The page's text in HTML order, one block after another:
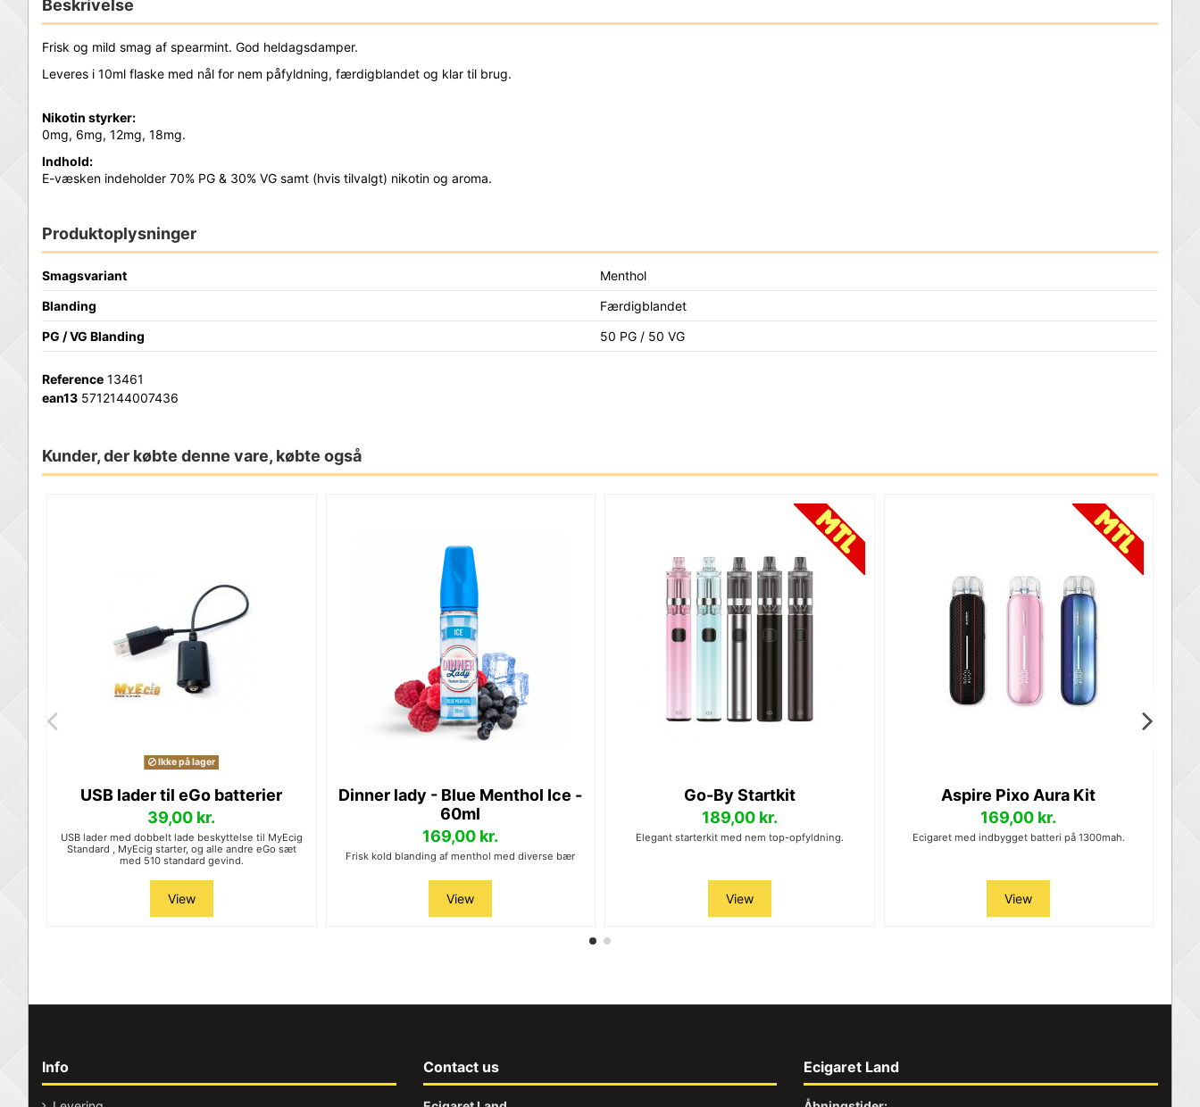
Beskrivelse
Frisk og mild smag af spearmint. God heldagsdamper.
Leveres i 10ml flaske med nål for nem påfyldning, færdigblandet og klar til brug.
Nikotin styrker:
0mg, 6mg, 12mg, 18mg.
Indhold:
E-væsken indeholder 70% PG & 30% VG samt (hvis tilvalgt) nikotin og aroma.
Produktoplysninger
Smagsvariant
Menthol
Blanding
Færdigblandet
PG / VG Blanding
50 PG / 50 VG
Reference 13461
ean13 5712144007436
Kunder, der købte denne vare, købte også
Ikke på lager
USB lader til eGo batterier
39,00 kr.
USB lader med dobbelt lade beskyttelse til MyEcig
Standard , MyEcig starter, og alle andre eGo sæt
med 510 standard gevind.
View
Dinner lady - Blue Menthol Ice -
60ml
169,00 kr.
Frisk kold blanding af menthol med diverse bær
View
Go-By Startkit
189,00 kr.
Elegant starterkit med nem top-opfyldning.
View
Aspire Pixo Aura Kit
169,00 kr.
Ecigaret med indbygget batteri på 1300mah.
View
Info Contact us Ecigaret Land